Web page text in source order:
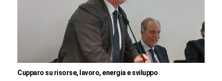
Cupparo su risorse, lavoro, energia e sviluppo